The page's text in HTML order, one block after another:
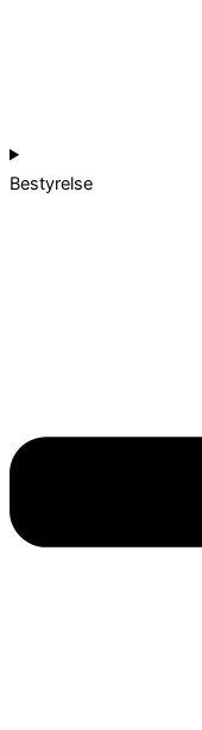
Bestyrelse